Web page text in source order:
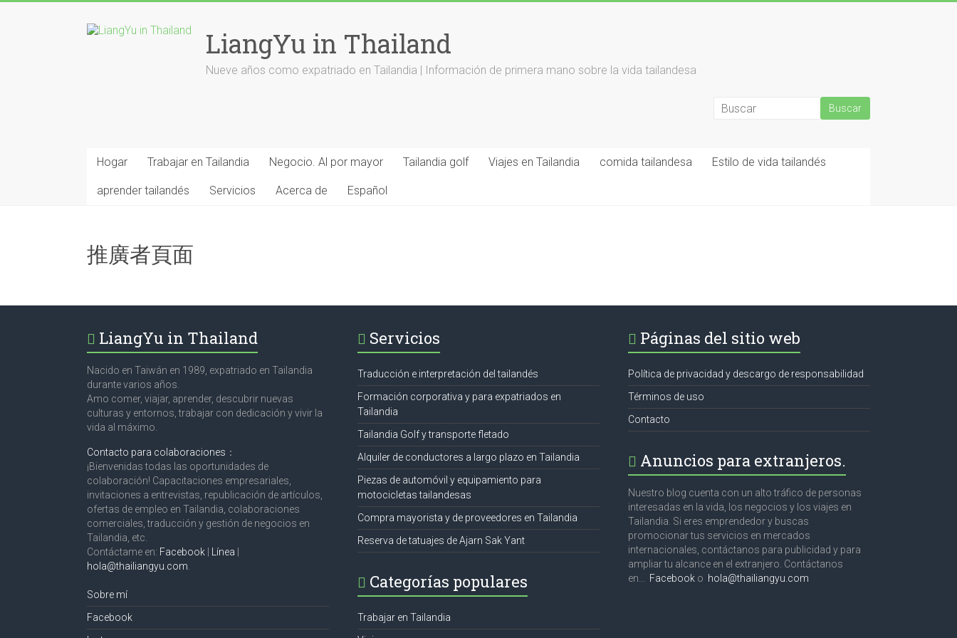
LiangYu in Thailand
Nueve años como expatriado en Tailandia | Información de primera mano sobre la vida tailandesa
Hogar Trabajar en Tailandia Negocio. Al por mayor Tailandia golf Viajes en Tailandia comida tailandesa Estilo de vida tailandés
aprender tailandés Servicios Acerca de Español
推廣者頁面
LiangYu in Thailand
Nacido en Taiwán en 1989, expatriado en Tailandia
durante varios años.
Amo comer, viajar, aprender, descubrir nuevas
culturas y entornos, trabajar con dedicación y vivir la
vida al máximo.
Contacto para colaboraciones ：
¡Bienvenidas todas las oportunidades de
colaboración! Capacitaciones empresariales,
invitaciones a entrevistas, republicación de artículos,
ofertas de empleo en Tailandia, colaboraciones
comerciales, traducción y gestión de negocios en
Tailandia, etc.
Contáctame en: Facebook Línea
hola@thailiangyu.com
Sobre mí
Facebook
Servicios
Traducción e interpretación del tailandés
Formación corporativa y para expatriados en
Tailandia
Tailandia Golf y transporte fletado
Alquiler de conductores a largo plazo en Tailandia
Piezas de automóvil y equipamiento para
motocicletas tailandesas
Compra mayorista y de proveedores en Tailandia
Reserva de tatuajes de Ajarn Sak Yant
Categorías populares
Trabajar en Tailandia
Páginas del sitio web
Política de privacidad y descargo de responsabilidad
Términos de uso
Contacto
Anuncios para extranjeros.
Nuestro blog cuenta con un alto tráfico de personas
interesadas en la vida, los negocios y los viajes en
Tailandia. Si eres emprendedor y buscas
promocionar tus servicios en mercados
internacionales, contáctanos para publicidad y para
ampliar tu alcance en el extranjero. Contáctanos
en... Facebook o hola@thailiangyu.com